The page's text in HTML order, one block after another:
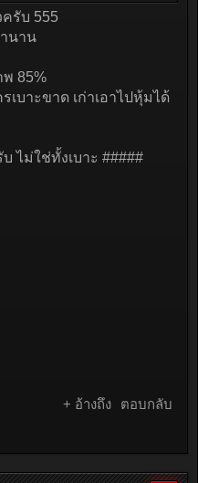
รับ 555
นาน
พ 85%
เบาะขาด เก่าเอาไปหุ้มได้
ไม่ใช่ทั้งเบาะ #####
+ อ้างถึง ตอบกลับ